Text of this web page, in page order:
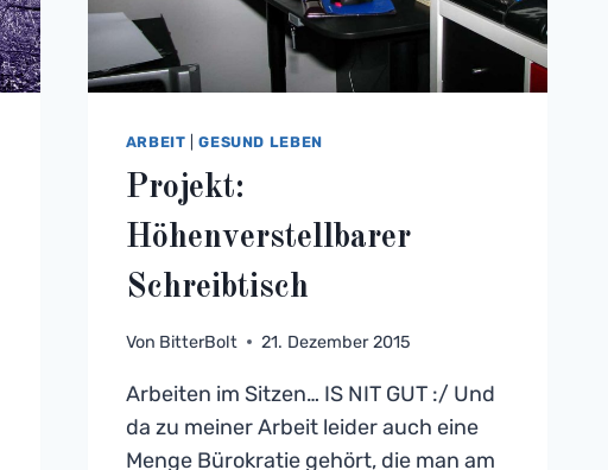
ARBEIT |GESUND LEBEN
Projekt:
Höhenverstellbarer
Schreibtisch
Von BitterBolt 21. Dezember 2015
Arbeiten im Sitzen… IS NIT GUT :/ Und
da zu meiner Arbeit leider auch eine
Menge Bürokratie gehört, die man am